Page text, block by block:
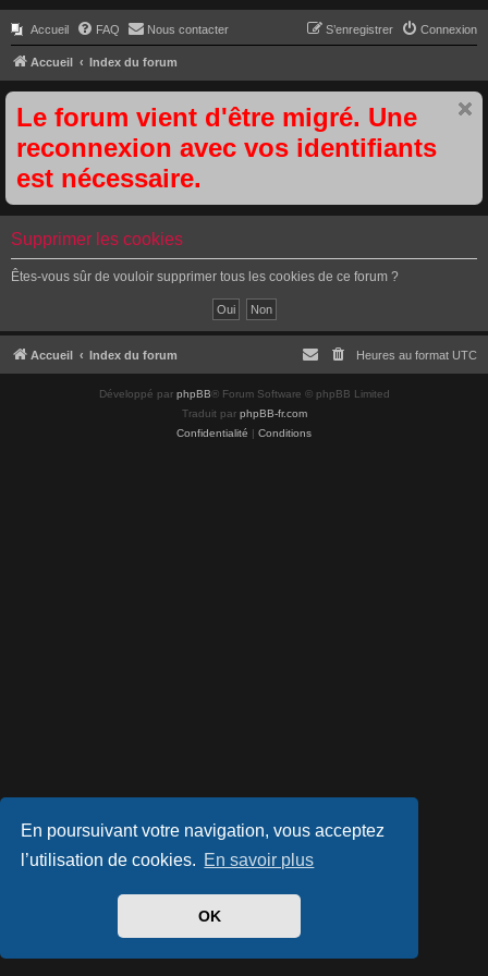
En poursuivant votre navigation, vous acceptez
l’utilisation de cookies. En savoir plus
OK
Accueil FAQ Nous contacter Connexion
S’enregistrer
Accueil Index du forum
Le forum vient d'être migré. Une
reconnexion avec vos identifiants
est nécessaire.
Supprimer les cookies
Êtes-vous sûr de vouloir supprimer tous les cookies de ce forum ?
Accueil Index du forum Heures au format UTC
Développé par phpBB® Forum Software © phpBB Limited
Traduit par phpBB-fr.com
Confidentialité | Conditions